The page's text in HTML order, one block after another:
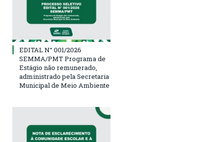
EDITAL N° 001/2026
SEMMA/PMT Programa de
Estágio não remunerado,
administrado pela Secretaria
Municipal de Meio Ambiente